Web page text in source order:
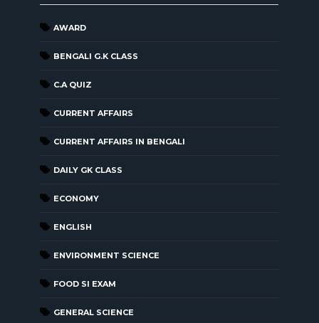
AWARD
BENGALI G.K CLASS
C.A QUIZ
CURRENT AFFAIRS
CURRENT AFFAIRS IN BENGALI
DAILY GK CLASS
ECONOMY
ENGLISH
ENVIRONMENT SCIENCE
FOOD SI EXAM
GENERAL SCIENCE